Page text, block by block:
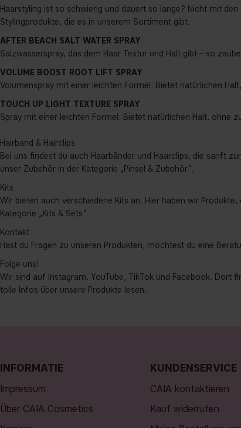
Haarstyling ist so schwierig und dauert so lange? Nicht mit
Stylingprodukte, die es in unserem Sortiment gibt.
AFTER BEACH SALT WATER SPRAY
Salzwasserspray, das dem Haar Textur und Halt gibt – so
VOLUME BOOST ROOT LIFT SPRAY
Volumenspray mit einer leichten Formel: Bietet natürlichen
TOUCH UP LIGHT TEXTURE SPRAY
Spray mit einer leichten Formel: Bietet natürlichen Halt, ohne
Hairband & Hairclips
Bei uns findest du auch Haarbänder und Haarclips, die sanft
unser Zubehör in der Kategorie „Pinsel & Zubehör“.
Kits
Wir bieten auch verschiedene Kits an. Hier haben wir
Kategorie „Kits & Sets“.
Kontakt
Hast du Fragen zu unseren Produkten, möchtest du eine
Folge uns!
Wir sind auf Instagram, YouTube, TikTok und Facebook. Dort
tolle Infos über unsere Produkte lesen.
INFORMATIE
Impressum
Über CAIA Cosmetics
KUNDENSERVICE
CAIA kontaktieren
Kauf widerrufen